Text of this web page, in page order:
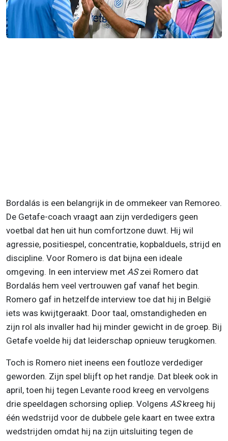
Bordalás is een belangrijk in de ommekeer van Remoreo.
De Getafe-coach vraagt aan zijn verdedigers geen
voetbal dat hen uit hun comfortzone duwt. Hij wil
agressie, positiespel, concentratie, kopbalduels, strijd en
discipline. Voor Romero is dat bijna een ideale
omgeving. In een interview met ASzei Romero dat
Bordalás hem veel vertrouwen gaf vanaf het begin.
Romero gaf in hetzelfde interview toe dat hij in België
iets was kwijtgeraakt. Door taal, omstandigheden en
zijn rol als invaller had hij minder gewicht in de groep. Bij
Getafe voelde hij dat leiderschap opnieuw terugkomen.
Toch is Romero niet ineens een foutloze verdediger
geworden. Zijn spel blijft op het randje. Dat bleek ook in
april, toen hij tegen Levante rood kreeg en vervolgens
drie speeldagen schorsing opliep. Volgens ASkreeg hij
één wedstrijd voor de dubbele gele kaart en twee extra
wedstrijden omdat hij na zijn uitsluiting tegen de